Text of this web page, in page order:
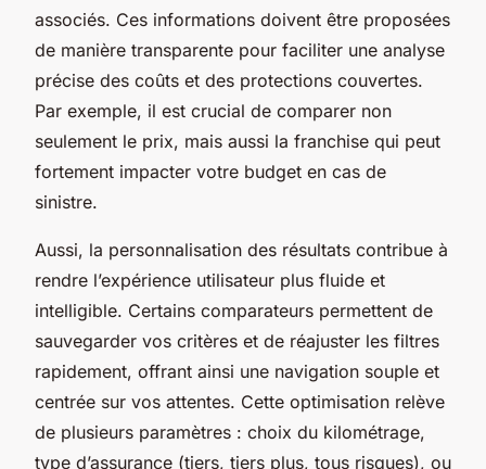
associés. Ces informations doivent être proposées
de manière transparente pour faciliter une analyse
précise des coûts et des protections couvertes.
Par exemple, il est crucial de comparer non
seulement le prix, mais aussi la franchise qui peut
fortement impacter votre budget en cas de
sinistre.
Aussi, la personnalisation des résultats contribue à
rendre l’expérience utilisateur plus fluide et
intelligible. Certains comparateurs permettent de
sauvegarder vos critères et de réajuster les filtres
rapidement, offrant ainsi une navigation souple et
centrée sur vos attentes. Cette optimisation relève
de plusieurs paramètres : choix du kilométrage,
type d’assurance (tiers, tiers plus, tous risques), ou